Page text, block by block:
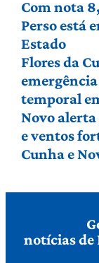
Com nota
Perso está
Estado
Flores da
emergência
temporal
Novo
e ventos
Cunha e
notícias de